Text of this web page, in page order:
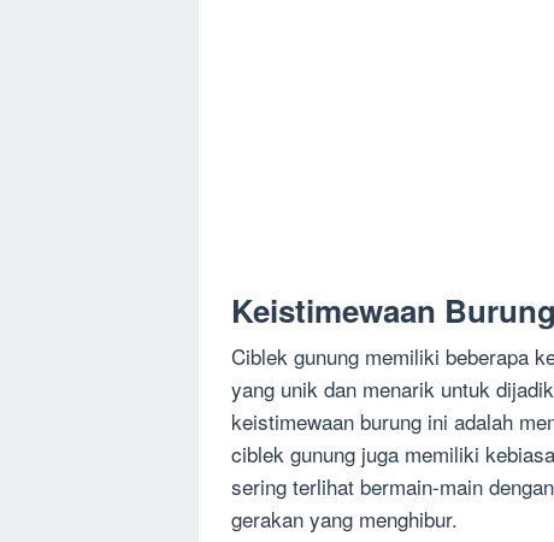
Keistimewaan
Ciblek gunung memiliki beberapa
yang unik dan menarik untuk
keistimewaan burung ini adalah
ciblek gunung juga memiliki
sering terlihat bermain-main
gerakan yang menghibur.